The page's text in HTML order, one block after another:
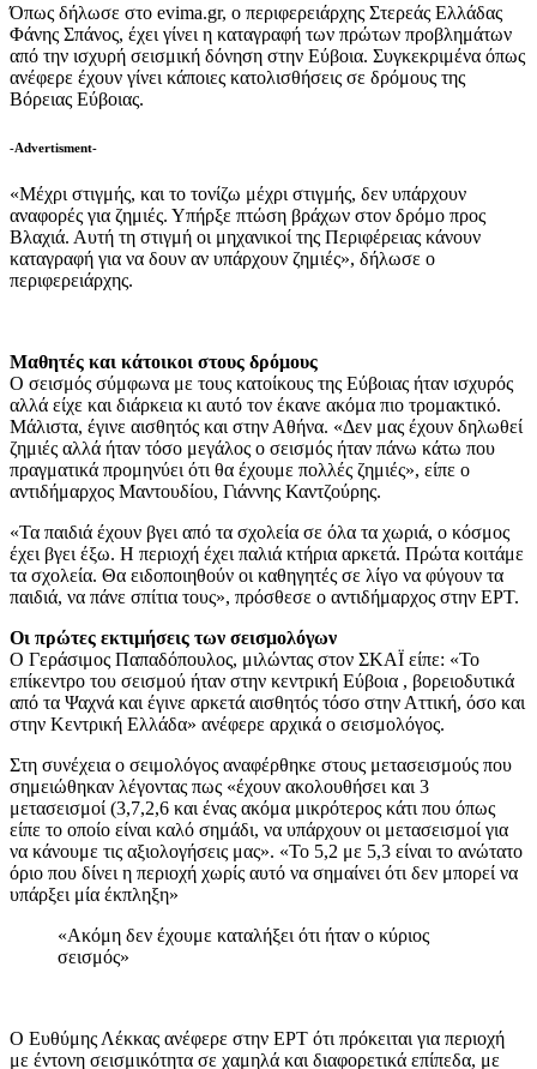
Όπως δήλωσε στο evima.gr, ο περιφερειάρχης Στερεάς Ελλάδας
Φάνης Σπάνος, έχει γίνει η καταγραφή των πρώτων προβλημάτων
από την ισχυρή σεισμική δόνηση στην Εύβοια. Συγκεκριμένα όπως
ανέφερε έχουν γίνει κάποιες κατολισθήσεις σε δρόμους της
Βόρειας Εύβοιας.
-Advertisment-
«Μέχρι στιγμής, και το τονίζω μέχρι στιγμής, δεν υπάρχουν
αναφορές για ζημιές. Υπήρξε πτώση βράχων στον δρόμο προς
Βλαχιά. Αυτή τη στιγμή οι μηχανικοί της Περιφέρειας κάνουν
καταγραφή για να δουν αν υπάρχουν ζημιές», δήλωσε ο
περιφερειάρχης.
Mαθητές και κάτοικοι στους δρόμους
Ο σεισμός σύμφωνα με τους κατοίκους της Εύβοιας ήταν ισχυρός
αλλά είχε και διάρκεια κι αυτό τον έκανε ακόμα πιο τρομακτικό.
Μάλιστα, έγινε αισθητός και στην Αθήνα. «Δεν μας έχουν δηλωθεί
ζημιές αλλά ήταν τόσο μεγάλος ο σεισμός ήταν πάνω κάτω που
πραγματικά προμηνύει ότι θα έχουμε πολλές ζημιές», είπε ο
αντιδήμαρχος Μαντουδίου, Γιάννης Καντζούρης.
«Τα παιδιά έχουν βγει από τα σχολεία σε όλα τα χωριά, ο κόσμος
έχει βγει έξω. Η περιοχή έχει παλιά κτήρια αρκετά. Πρώτα κοιτάμε
τα σχολεία. Θα ειδοποιηθούν οι καθηγητές σε λίγο να φύγουν τα
παιδιά, να πάνε σπίτια τους», πρόσθεσε ο αντιδήμαρχος στην ΕΡΤ.
Οι πρώτες εκτιμήσεις των σεισμολόγων
Ο Γεράσιμος Παπαδόπουλος, μιλώντας στον ΣΚΑΪ είπε: «Το
επίκεντρο του σεισμού ήταν στην κεντρική Εύβοια , βορειοδυτικά
από τα Ψαχνά και έγινε αρκετά αισθητός τόσο στην Αττική, όσο και
στην Κεντρική Ελλάδα» ανέφερε αρχικά ο σεισμολόγος.
Στη συνέχεια ο σειμολόγος αναφέρθηκε στους μετασεισμούς που
σημειώθηκαν λέγοντας πως «έχουν ακολουθήσει και 3
μετασεισμοί (3,7,2,6 και ένας ακόμα μικρότερος κάτι που όπως
είπε το οποίο είναι καλό σημάδι, να υπάρχουν οι μετασεισμοί για
να κάνουμε τις αξιολογήσεις μας». «Το 5,2 με 5,3 είναι το ανώτατο
όριο που δίνει η περιοχή χωρίς αυτό να σημαίνει ότι δεν μπορεί να
υπάρξει μία έκπληξη»
«Ακόμη δεν έχουμε καταλήξει ότι ήταν ο κύριος
σεισμός»
Ο Ευθύμης Λέκκας ανέφερε στην ΕΡΤ ότι πρόκειται για περιοχή
με έντονη σεισμικότητα σε χαμηλά και διαφορετικά επίπεδα, με